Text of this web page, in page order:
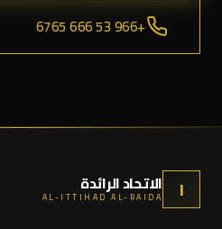
+966 53 666 6765
ا الاتحاد الرائدة
AL-ITTIHAD AL-RAIDA